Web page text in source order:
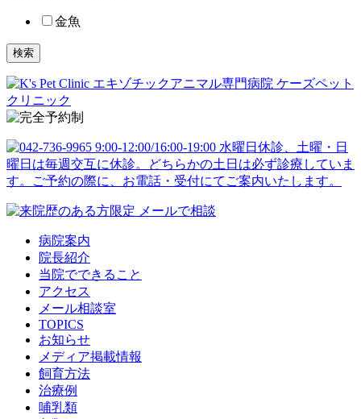
金魚
検索
病院案内
院長紹介
当院でできること
アクセス
メール相談室
TOPICS
お知らせ
メディア掲載情報
飼育方法
治療例
哺乳類